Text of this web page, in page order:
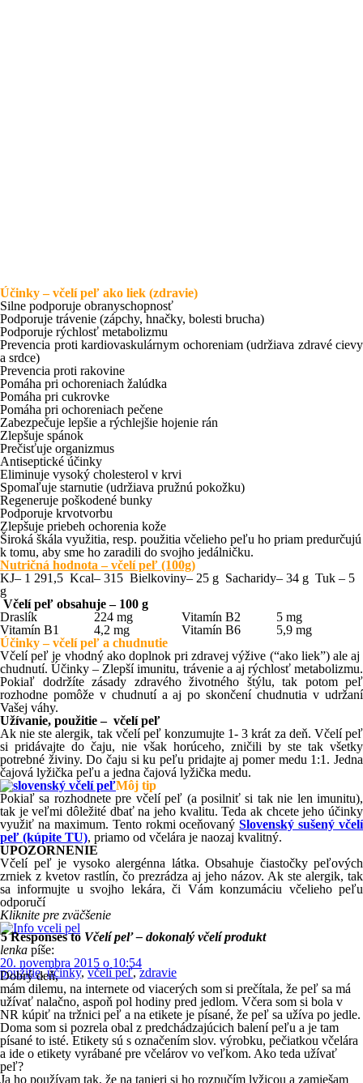
Účinky – včelí peľ ako liek (zdravie)
Silne podporuje obranyschopnosť
Podporuje trávenie (zápchy, hnačky, bolesti brucha)
Podporuje rýchlosť metabolizmu
Prevencia proti kardiovaskulárnym ochoreniam (udržiava zdravé cievy
a srdce)
Prevencia proti rakovine
Pomáha pri ochoreniach žalúdka
Pomáha pri cukrovke
Pomáha pri ochoreniach pečene
Zabezpečuje lepšie a rýchlejšie hojenie rán
Zlepšuje spánok
Prečisťuje organizmus
Antiseptické účinky
Eliminuje vysoký cholesterol v krvi
Spomaľuje starnutie (udržiava pružnú pokožku)
Regeneruje poškodené bunky
Podporuje krvotvorbu
Zlepšuje priebeh ochorenia kože
Široká škála využitia, resp. použitia včelieho peľu ho priam predurčujú
k tomu, aby sme ho zaradili do svojho jedálničku.
Nutričná hodnota – včelí peľ (100g)
KJ– 1 291,5 Kcal– 315 Bielkoviny– 25 g Sacharidy– 34 g Tuk – 5
g
Včelí peľ obsahuje – 100 g
Draslík
224 mg Vitamín B2
5 mg
Vitamín B1
4,2 mg Vitamín B6
5,9 mg
Účinky – včelí peľ a chudnutie
Včelí peľ je vhodný ako doplnok pri zdravej výžive (“ako liek”) ale aj
chudnutí. Účinky – Zlepší imunitu, trávenie a aj rýchlosť metabolizmu.
Pokiaľ dodržíte zásady zdravého životného štýlu, tak potom peľ
rozhodne pomôže v chudnutí a aj po skončení chudnutia v udržaní
Vašej váhy.
Užívanie, použitie – včelí peľ
Ak nie ste alergik, tak včelí peľ konzumujte 1- 3 krát za deň. Včelí peľ
si pridávajte do čaju, nie však horúceho, zničili by ste tak všetky
potrebné živiny. Do čaju si ku peľu pridajte aj pomer medu 1:1. Jedna
čajová lyžička peľu a jedna čajová lyžička medu.
Môj tip
Pokiaľ sa rozhodnete pre včelí peľ (a posilniť si tak nie len imunitu),
tak je veľmi dôležité dbať na jeho kvalitu. Teda ak chcete jeho účinky
využiť na maximum. Tento rokmi oceňovanýSlovenský sušený včelí
peľ (kúpite TU), priamo od včelára je naozaj kvalitný.
UPOZORNENIE
Včelí peľ je vysoko alergénna látka. Obsahuje čiastočky peľových
zrniek z kvetov rastlín, čo prezrádza aj jeho názov. Ak ste alergik, tak
sa informujte u svojho lekára, či Vám konzumáciu včelieho peľu
odporučí
Kliknite pre zväčšenie
použitie,účinky,včelí peľ,zdravie
5 Responses to Včelí peľ – dokonalý včelí produkt
lenka píše:
20. novembra 2015 o 10:54
Dobrý deň,
mám dilemu, na internete od viacerých som si prečítala, že peľ sa má
užívať nalačno, aspoň pol hodiny pred jedlom. Včera som si bola v
NR kúpiť na tržnici peľ a na etikete je písané, že peľ sa užíva po jedle.
Doma som si pozrela obal z predchádzajúcich balení peľu a je tam
písané to isté. Etikety sú s označením slov. výrobku, pečiatkou včelára
a ide o etikety vyrábané pre včelárov vo veľkom. Ako teda užívať
peľ?
Ja ho používam tak, že na tanieri si ho rozpučím lyžicou a zamiešam